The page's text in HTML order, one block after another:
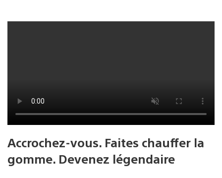
Accrochez-vous. Faites chauffer la
gomme. Devenez légendaire